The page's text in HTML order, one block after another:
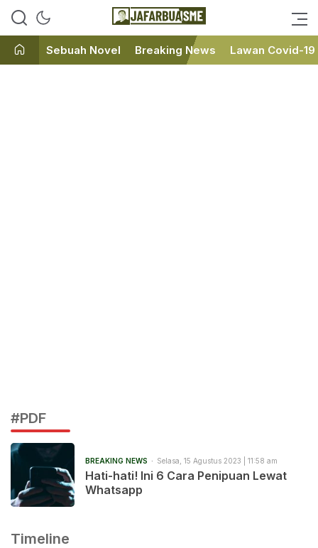
JafarBua
Ini bukan Media Online, Ini
Sebuah Novel Breaking News Lawan Covid-19
#PDF
BREAKING NEWS Selasa, 15 Agustus 2023 | 11:58 am
Hati-hati! Ini 6 Cara Penipuan Lewat
Whatsapp
Timeline